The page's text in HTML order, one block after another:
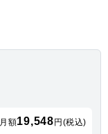
月額19,548 円(税込)